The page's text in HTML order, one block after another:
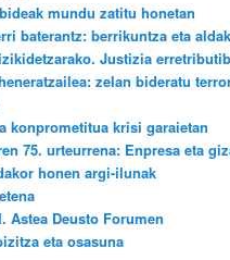
mundu zatitu honetan
baterantz: berrikuntza eta
Justizia
zelan bideratu
konprometitua krisi garaietan
75. urteurrena: Enpresa eta
honen argi-ilunak
Astea Deusto Forumen
eta osasuna